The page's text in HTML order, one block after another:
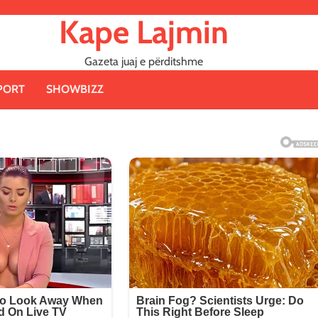
Kape Lajmin
Gazeta juaj e përditshme
SHOWBIZZ